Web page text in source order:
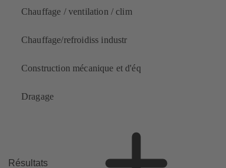
Chauffage / ventilation / clim
Chauffage/refroidiss industr
Construction mécanique et d'éq
Dragage
Résultats